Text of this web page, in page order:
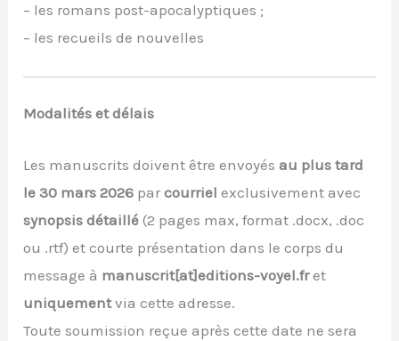
– les romans post-apocalyptiques ;
– les recueils de nouvelles
Modalités et délais
Les manuscrits doivent être envoyésau plus tard
le 30 mars 2026 parcourrielexclusivement avec
synopsis détaillé (2 pages max, format .docx, .doc
ou .rtf) et courte présentation dans le corps du
message à manuscrit[at]editions-voyel.fret
uniquementvia cette adresse.
Toute soumission reçue après cette date ne sera